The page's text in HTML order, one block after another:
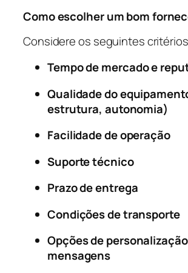
Como escolher um bom
Considere os seguintes
Tempo de mercado e
Qualidade do
estrutura, autonomia)
Facilidade de operação
Suporte técnico
Prazo de entrega
Condições de transporte
Opções de
mensagens